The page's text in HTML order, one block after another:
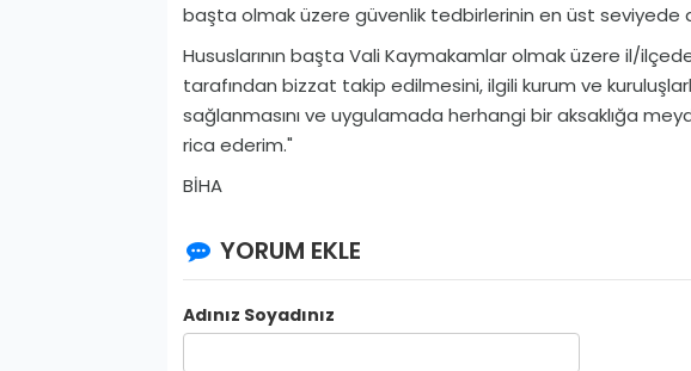
başta olmak üzere güvenlik tedbirlerinin en üst seviyede
Hususlarının başta Vali Kaymakamlar olmak üzere il/
tarafından bizzat takip edilmesini, ilgili kurum ve
sağlanmasını ve uygulamada herhangi bir aksaklığa
rica ederim."
BİHA
YORUM EKLE
Adınız Soyadınız